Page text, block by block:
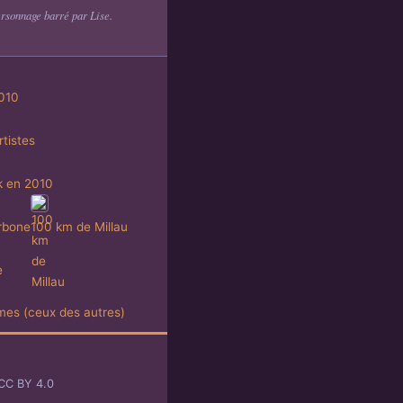
barré par Lise.
en 2010
100 km de Millau
(ceux des autres)
BY 4.0